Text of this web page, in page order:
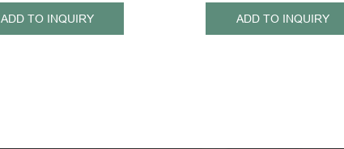
ADD TO INQUIRY ADD TO INQUIRY